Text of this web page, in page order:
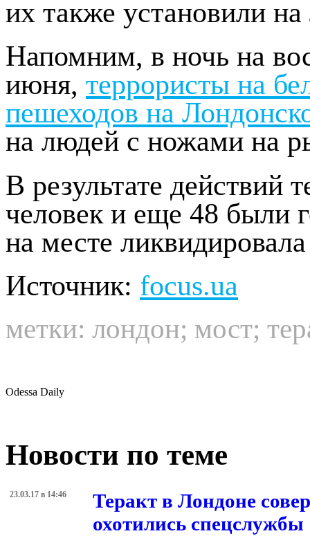
их также установили
Напомним, в ночь на
июня, террористы на
пешеходов на
на людей с ножами на
В результате действий
человек и еще 48 были
на месте
Источник: focus.ua
метки: лондон; мост;
Odessa Daily
Новости по теме
23.03.17 в 14:46
Теракт в Лондоне
охотились спецслужбы